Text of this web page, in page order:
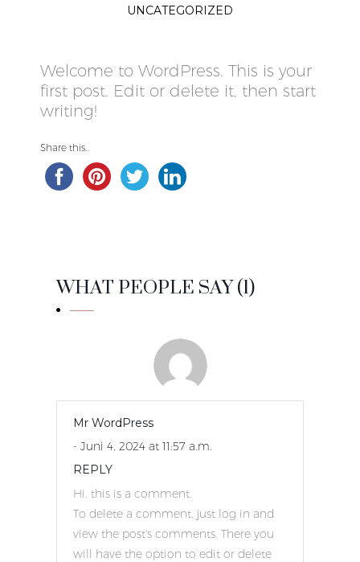
UNCATEGORIZED
Welcome to WordPress. This is your
first post. Edit or delete it, then start
writing!
Share this...
WHAT PEOPLE SAY (1)
Mr WordPress
- Juni 4, 2024 at 11:57 a.m.
REPLY
Hi, this is a comment.
To delete a comment, just log in and
view the post's comments. There you
will have the option to edit or delete